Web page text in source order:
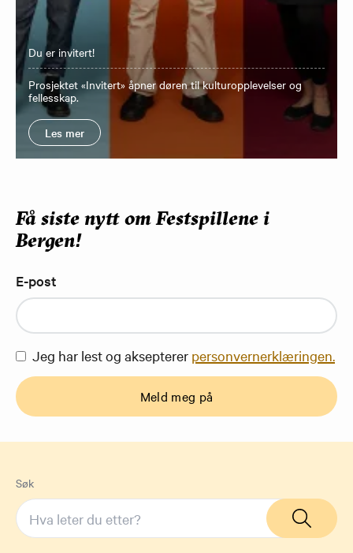
Du er invitert!
Prosjektet «Invitert» åpner døren til kulturopplevelser og
fellesskap.
Les mer
Få siste nytt om Festspillene i
Bergen!
E-post
Jeg har lest og aksepterer personvernerklæringen.
Meld meg på
Søk